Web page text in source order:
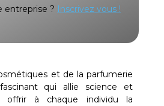
entreprise ? Inscrivez vous !
et de la parfumerie
qui allie science et
offrir à chaque individu la